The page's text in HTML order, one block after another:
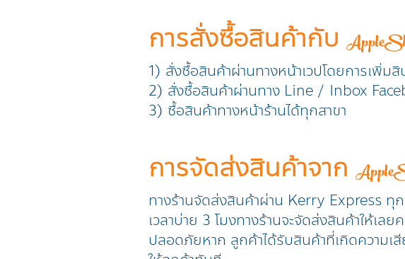
การสั่งซื้อสินค้ากับ
1) สั่งซื้อสินค้าผ่านทางหน้าเวปโดยการเพิ่มสิ
2) สั่งซื้อสินค้าผ่านทาง Line / Inbox
3) ซื้อสินค้าทางหน้าร้านได้ทุกสาขา
การจัดส่งสินค้าจาก
ทางร้านจัดส่งสินค้าผ่าน Kerry Express ทุ
เวลาบ่าย 3 โมงทางร้านจะจัดส่งสินค้าให้เ
ปลอดภัยหาก ลูกค้าได้รับสินค้าที่เกิดความเ